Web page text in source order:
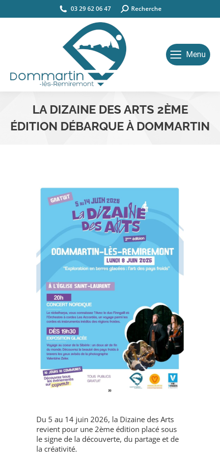
03 29 62 06 47 Search:Recherche
Menu
LA DIZAINE DES ARTS 2ÈME
ÉDITION DÉBARQUE À DOMMARTIN
Du 5 au 14 juin 2026, la Dizaine des Arts
revient pour une 2ème édition placé sous
le signe de la découverte, du partage et de
la créativité.